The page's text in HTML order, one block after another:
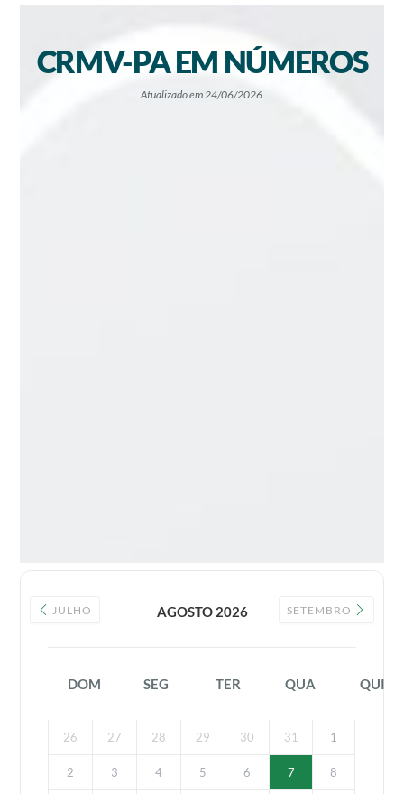
CRMV-PA EM NÚMEROS
Atualizado em 24/06/2026
JULHO AGOSTO 2026 SETEMBRO
DOM SEG TER QUA QUI
26 27 28 29 30 31 1
2 3 4 5 6 7 8